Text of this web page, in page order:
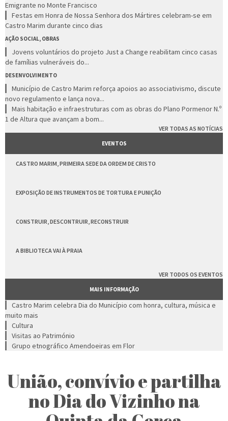
Emigrante no Monte Francisco
Festas em Honra de Nossa Senhora dos Mártires celebram-se em
Castro Marim durante cinco dias
AÇÃO SOCIAL, OBRAS
Jovens voluntários do projeto Just a Change reabilitam cinco casas
de famílias vulneráveis do...
DESENVOLVIMENTO
Município de Castro Marim reforça apoios ao associativismo, discute
novo regulamento e lança nova...
Mais habitação e infraestruturas com as obras do Plano Pormenor N.º
1 de Altura que avançam a bom...
VER TODAS AS NOTÍCIAS
EVENTOS
CASTRO MARIM, PRIMEIRA SEDE DA ORDEM DE CRISTO
EXPOSIÇÃO DE INSTRUMENTOS DE TORTURA E PUNIÇÃO
CONSTRUIR, DESCONTRUIR, RECONSTRUIR
A BIBLIOTECA VAI À PRAIA
VER TODOS OS EVENTOS
MAIS INFORMAÇÃO
Castro Marim celebra Dia do Município com honra, cultura, música e
muito mais
Cultura
Visitas ao Património
Grupo etnográfico Amendoeiras em Flor
União, convívio e partilha
no Dia do Vizinho na